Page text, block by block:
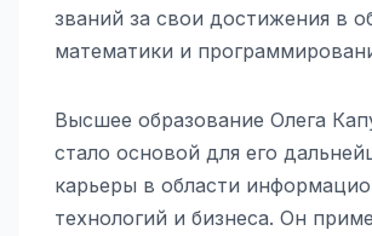
званий за свои достижения в
математики и
Высшее образование Олега
стало основой для его
карьеры в области
технологий и бизнеса. Он